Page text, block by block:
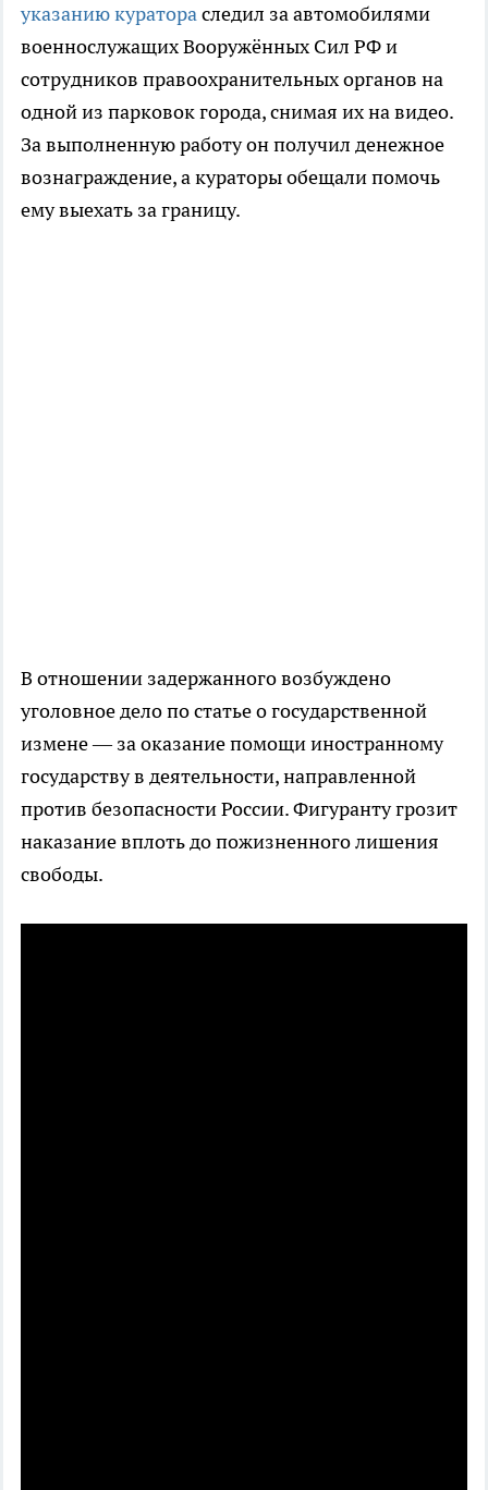
указанию куратораследил за автомобилями
военнослужащих Вооружённых Сил РФ и
сотрудников правоохранительных органов на
одной из парковок города, снимая их на видео.
За выполненную работу он получил денежное
вознаграждение, а кураторы обещали помочь
ему выехать за границу.
В отношении задержанного возбуждено
уголовное дело по статье о государственной
измене — за оказание помощи иностранному
государству в деятельности, направленной
против безопасности России. Фигуранту грозит
наказание вплоть до пожизненного лишения
свободы.